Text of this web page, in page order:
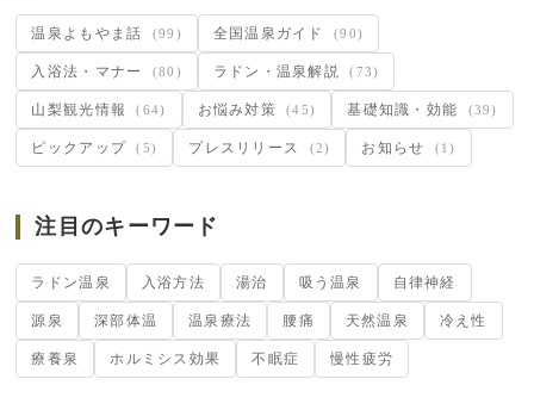
温泉よもやま話 (99) 全国温泉ガイド (90)
入浴法・マナー (80) ラドン・温泉解説 (73)
山梨観光情報 (64) お悩み対策 (45) 基礎知識・効能 (39)
ピックアップ (5) プレスリリース (2) お知らせ (1)
注目のキーワード
ラドン温泉 入浴方法 湯治 吸う温泉 自律神経
源泉 深部体温 温泉療法 腰痛 天然温泉 冷え性
療養泉 ホルミシス効果 不眠症 慢性疲労